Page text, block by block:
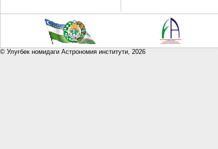
© Улуғбек номидаги Астрономия институти,2026